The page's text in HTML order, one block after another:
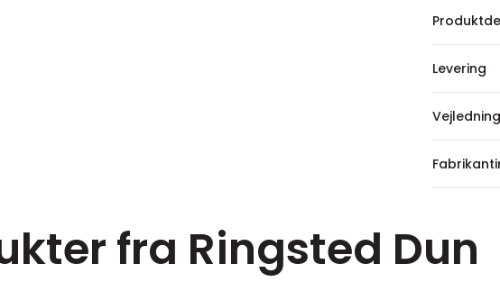
Levering
fra Ringsted Dun